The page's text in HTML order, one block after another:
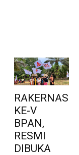
RAKERNAS
KE-V
BPAN,
RESMI
DIBUKA